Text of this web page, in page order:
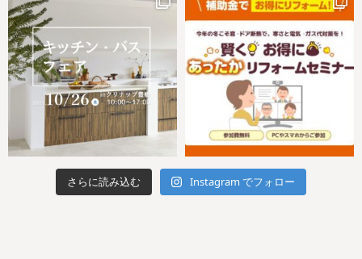
さらに読み込む Instagram でフォロー